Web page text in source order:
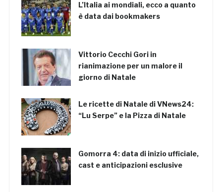
L’Italia ai mondiali, ecco a quanto
è data dai bookmakers
Vittorio Cecchi Gori in
rianimazione per un malore il
giorno di Natale
Le ricette di Natale di VNews24:
“Lu Serpe” e la Pizza di Natale
Gomorra 4: data di inizio ufficiale,
cast e anticipazioni esclusive